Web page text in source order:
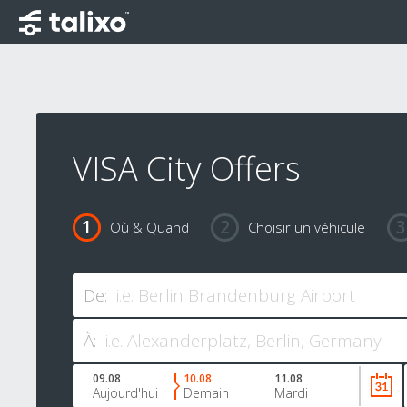
VISA City Offers
Où & Quand Choisir un véhicule
De:
À:
09.08
Aujourd'hui
10.08
Demain
11.08
Mardi